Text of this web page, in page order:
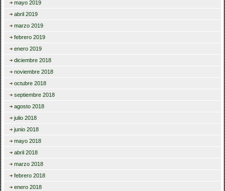
mayo 2019
abril 2019
marzo 2019
febrero 2019
enero 2019
diciembre 2018
noviembre 2018
octubre 2018
septiembre 2018
agosto 2018
julio 2018
junio 2018
mayo 2018
abril 2018
marzo 2018
febrero 2018
enero 2018